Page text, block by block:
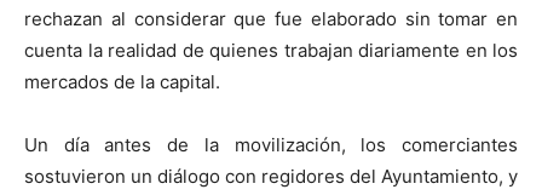
rechazan al considerar que fue elaborado sin tomar en
cuenta la realidad de quienes trabajan diariamente en los
mercados de la capital.
Un día antes de la movilización, los comerciantes
sostuvieron un diálogo con regidores del Ayuntamiento, y